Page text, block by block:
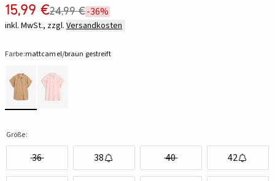
15,99 €24,99 €-36%
inkl. MwSt., zzgl. Versandkosten
Farbe:mattcamel/braun gestreift
Größe:
36 38 40 42